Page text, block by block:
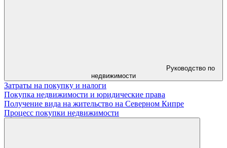
Руководство по
недвижимости
Затраты на покупку и налоги
Покупка недвижимости и юридические права
Получение вида на жительство на Северном Кипре
Процесс покупки недвижимости